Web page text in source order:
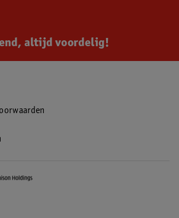
altijd voordelig!